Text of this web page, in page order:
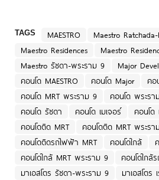
TAGS MAESTRO
Maestro
Maestro Residences
Maestro
Maestro รัชดา-พระราม 9
Major
คอนโด MAESTRO
คอนโด Major
คอ
คอนโด MRT พระราม 9
คอนโด พระรา
คอนโด รัชดา
คอนโด เมเจอร์
คอนโด
คอนโดติด MRT
คอนโดติด MRT พระรา
คอนโดติดรถไฟฟ้า MRT
คอนโดใกล้
คอนโดใกล้ MRT พระราม 9
คอนโดใกล้
มาเอสโตร รัชดา-พระราม 9
มาเอสโตร